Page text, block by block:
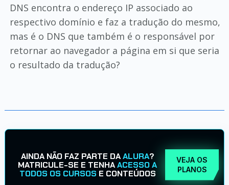
DNS encontra o endereço IP associado ao
respectivo domínio e faz a tradução do mesmo,
mas é o DNS que também é o responsável por
retornar ao navegador a página em si que seria
o resultado da tradução?
AINDA NÃO FAZ PARTE DAALURA?
MATRICULE-SE E TENHAACESSO A
TODOS OS CURSOS E CONTEÚDOS
VEJA OS
PLANOS